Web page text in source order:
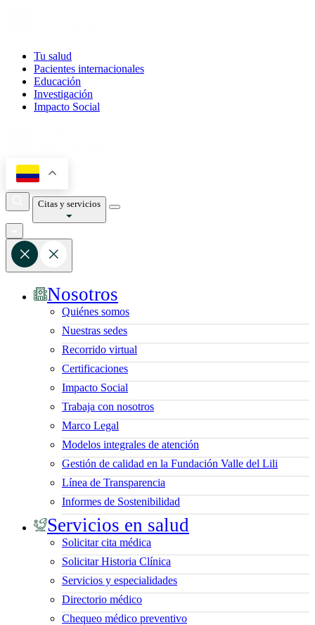
Tu salud
Pacientes internacionales
Educación
Investigación
Impacto Social
Citas y servicios
Nosotros
Quiénes somos
Nuestras sedes
Recorrido virtual
Certificaciones
Impacto Social
Trabaja con nosotros
Marco Legal
Modelos integrales de atención
Gestión de calidad en la Fundación Valle del Lili
Línea de Transparencia
Informes de Sostenibilidad
Servicios en salud
Solicitar cita médica
Solicitar Historia Clínica
Servicios y especialidades
Directorio médico
Chequeo médico preventivo